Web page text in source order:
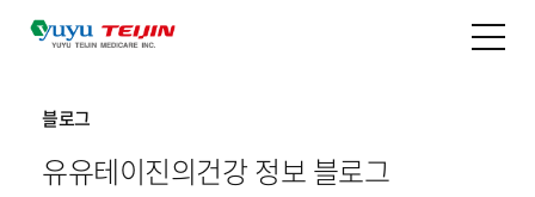
블로그
유유테이진의 건강 정보 블로그